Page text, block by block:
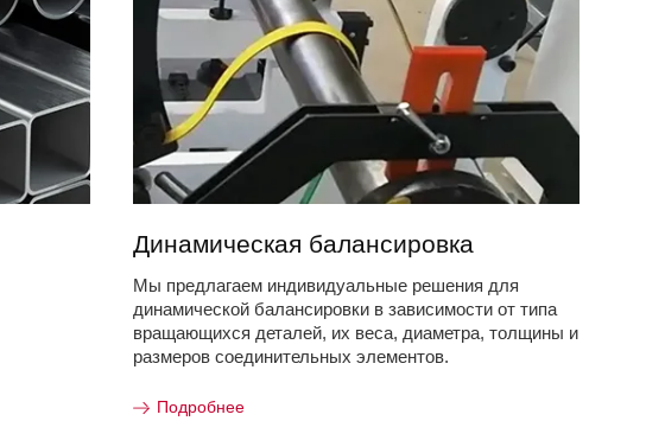
Динамическая балансировка
Мы предлагаем индивидуальные решения для
динамической балансировки в зависимости от типа
вращающихся деталей, их веса, диаметра, толщины и
размеров соединительных элементов.
Подробнее